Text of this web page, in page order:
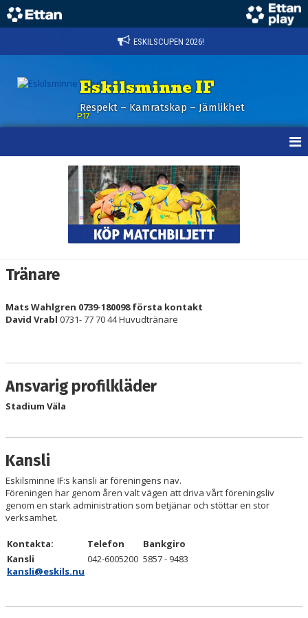
ESKILSCUPEN 2026!
Eskilsminne IF
Respekt – Kamratskap – Jämlikhet
P17
DOKUMENT
P17 DIV. 1 - REGION 1
Tränare
Mats Wahlgren 0739-180098 första kontakt
David Vrabl 0731- 77 70 44 Huvudtränare
Ansvarig profilkläder
Stadium Väla
Kansli
Eskilsminne IF:s kansli är föreningens nav.
Föreningen har genom åren valt vägen att driva vårt föreningsliv
genom en stark administration som betjänar och stöttar en stor
verksamhet.
Kontakta: Telefon
Bankgiro
Kansli
kansli@eskils.nu
042-6005200 5857 - 9483